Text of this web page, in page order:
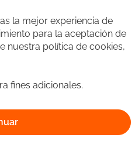
la mejor experiencia de
para la aceptación de
nuestra política de cookies,
fines adicionales.